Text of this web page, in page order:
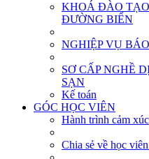
KHOÁ ĐÀO
ĐƯỜNG BIỂN
NGHIỆP VỤ
SƠ CẤP NGHỀ
SẠN
Kế toán
GÓC HỌC VIÊN
Hành trình cảm xúc
Chia sẻ về học